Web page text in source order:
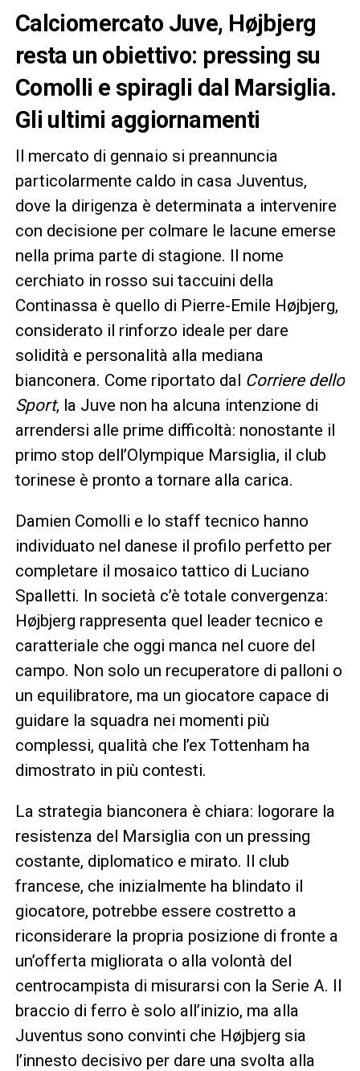
Calciomercato Juve, Højbjerg
resta un obiettivo: pressing su
Comolli e spiragli dal Marsiglia.
Gli ultimi aggiornamenti
Il mercato di gennaio si preannuncia
particolarmente caldo in casa Juventus,
dove la dirigenza è determinata a intervenire
con decisione per colmare le lacune emerse
nella prima parte di stagione. Il nome
cerchiato in rosso sui taccuini della
Continassa è quello di Pierre-Emile Højbjerg,
considerato il rinforzo ideale per dare
solidità e personalità alla mediana
bianconera. Come riportato dal Corriere dello
Sport, la Juve non ha alcuna intenzione di
arrendersi alle prime difficoltà: nonostante il
primo stop dell’Olympique Marsiglia, il club
torinese è pronto a tornare alla carica.
Damien Comolli e lo staff tecnico hanno
individuato nel danese il profilo perfetto per
completare il mosaico tattico di Luciano
Spalletti. In società c’è totale convergenza:
Højbjerg rappresenta quel leader tecnico e
caratteriale che oggi manca nel cuore del
campo. Non solo un recuperatore di palloni o
un equilibratore, ma un giocatore capace di
guidare la squadra nei momenti più
complessi, qualità che l’ex Tottenham ha
dimostrato in più contesti.
La strategia bianconera è chiara: logorare la
resistenza del Marsiglia con un pressing
costante, diplomatico e mirato. Il club
francese, che inizialmente ha blindato il
giocatore, potrebbe essere costretto a
riconsiderare la propria posizione di fronte a
un’offerta migliorata o alla volontà del
centrocampista di misurarsi con la Serie A. Il
braccio di ferro è solo all’inizio, ma alla
Juventus sono convinti che Højbjerg sia
l’innesto decisivo per dare una svolta alla